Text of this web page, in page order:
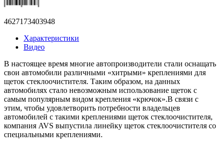
4627173403948
Характеристики
Видео
В настоящее время многие автопроизводители стали оснащать
свои автомобили различными «хитрыми» креплениями для
щеток стеклоочистителя. Таким образом, на данных
автомобилях стало невозможным использование щеток с
самым популярным видом крепления «крючок».В связи с
этим, чтобы удовлетворить потребности владельцев
автомобилей с такими креплениями щеток стеклоочистителя,
компания AVS выпустила линейку щеток стеклоочистителя со
специальными креплениями.